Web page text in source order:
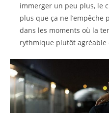
immerger un peu plus, le
plus que ça ne l’empêche
dans les moments où la
rythmique plutôt agréable